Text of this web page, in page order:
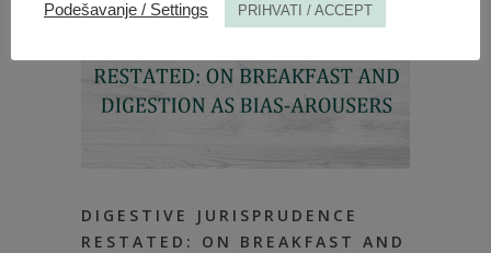
DIGESTIVE JURISPRUDENCE
RESTATED: ON BREAKFAST AND
Podešavanje / Settings PRIHVATI / ACCEPT